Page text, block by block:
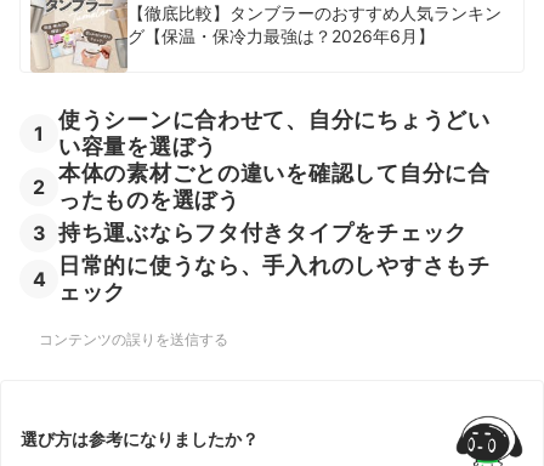
【徹底比較】タンブラーのおすすめ人気ランキン
グ【保温・保冷力最強は？2026年6月】
1
使うシーンに合わせて、自分にちょうどい
い容量を選ぼう
2
本体の素材ごとの違いを確認して自分に合
ったものを選ぼう
3 持ち運ぶならフタ付きタイプをチェック
4
日常的に使うなら、手入れのしやすさもチ
ェック
コンテンツの誤りを送信する
選び方は参考になりましたか？